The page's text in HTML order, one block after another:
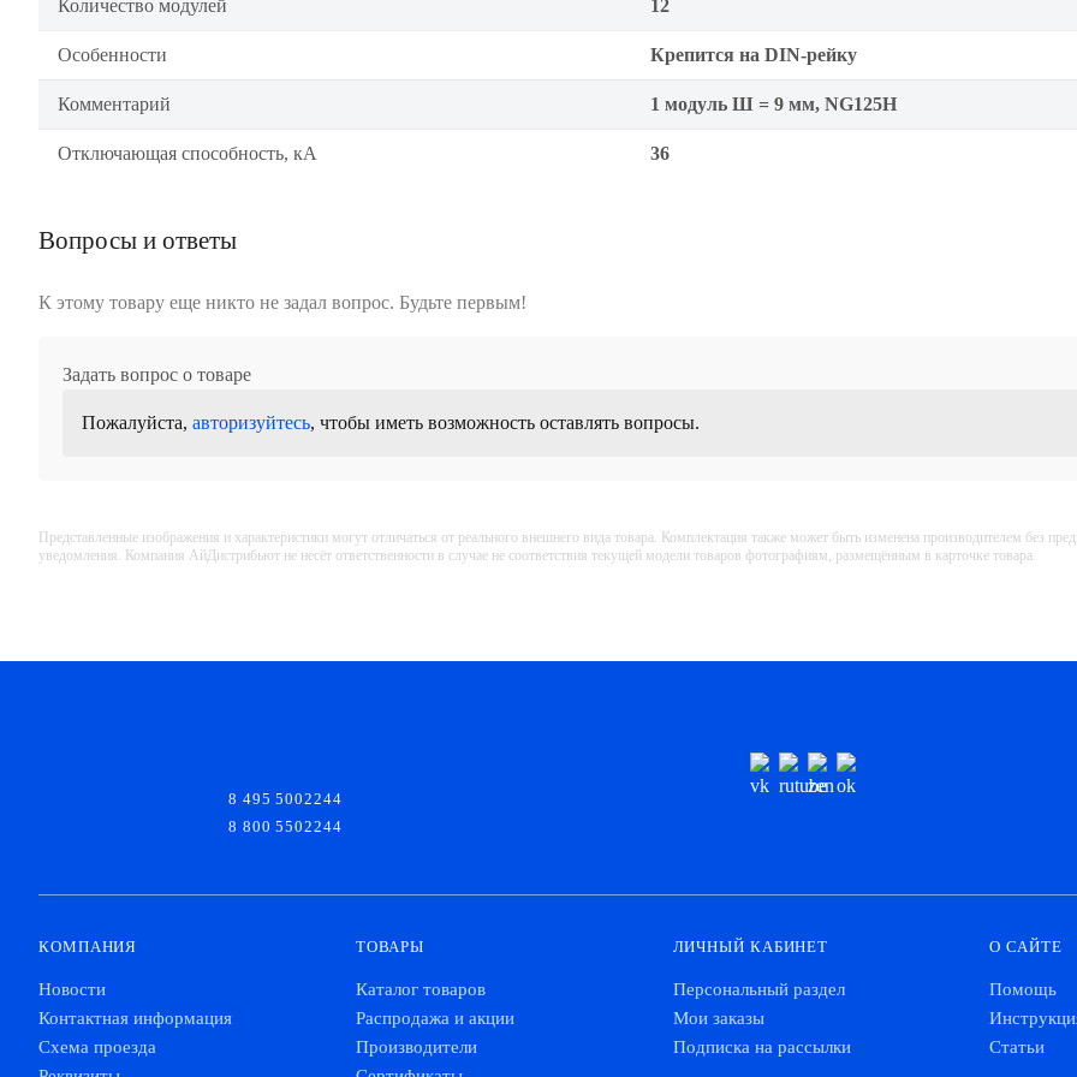
Количество модулей 12
Особенности Крепится на DIN-рейку
Комментарий 1 модуль Ш = 9 мм, NG125H
Отключающая способность, кА 36
Вопросы и ответы
К этому товару еще никто не задал вопрос. Будьте первым!
Задать вопрос о товаре
Пожалуйста, авторизуйтесь, чтобы иметь возможность оставлять вопросы.
Представленные изображения и характеристики могут отличаться от реального внешнего вида товара. Комплектация также может быть изменена производителем без
уведомления. Компания АйДистрибьют не несёт ответственности в случае не соответствия текущей модели товаров фотографиям, размещённым в карточке товара.
8 495 5002244
8 800 5502244
КОМПАНИЯ
Новости
Контактная информация
Схема проезда
ТОВАРЫ
Каталог товаров
Распродажа и акции
Производители
ЛИЧНЫЙ КАБИНЕТ
Персональный раздел
Мои заказы
Подписка на рассылки
О САЙТЕ
Помощь
Статьи